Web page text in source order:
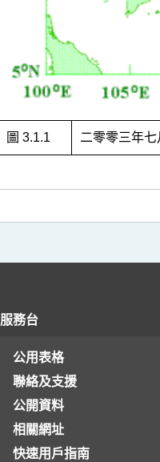
圖 3.1.1 二零零三年
服務台
公用表格
聯絡及支援
公開資料
相關網址
快速用戶指南